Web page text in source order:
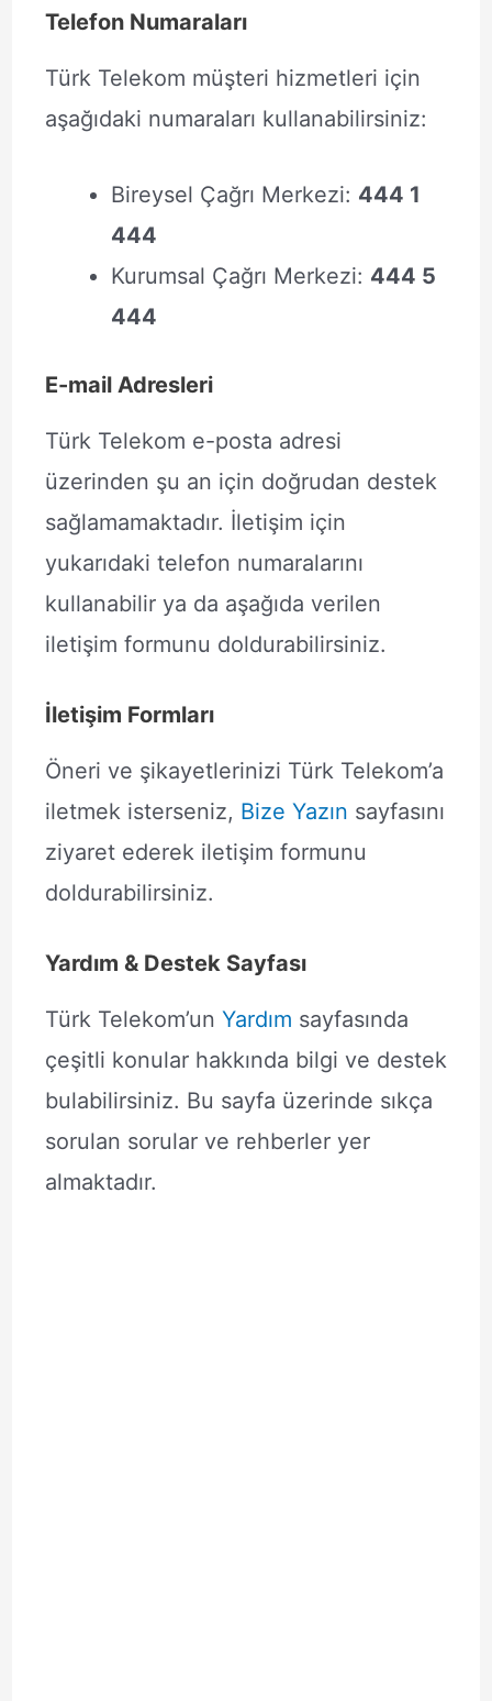
Telefon Numaraları
Türk Telekom müşteri hizmetleri için
aşağıdaki numaraları kullanabilirsiniz:
Bireysel Çağrı Merkezi: 444 1
444
Kurumsal Çağrı Merkezi: 444 5
444
E-mail Adresleri
Türk Telekom e-posta adresi
üzerinden şu an için doğrudan destek
sağlamamaktadır. İletişim için
yukarıdaki telefon numaralarını
kullanabilir ya da aşağıda verilen
iletişim formunu doldurabilirsiniz.
İletişim Formları
Öneri ve şikayetlerinizi Türk Telekom’a
iletmek isterseniz, Bize Yazın sayfasını
ziyaret ederek iletişim formunu
doldurabilirsiniz.
Yardım & Destek Sayfası
Türk Telekom’un Yardım sayfasında
çeşitli konular hakkında bilgi ve destek
bulabilirsiniz. Bu sayfa üzerinde sıkça
sorulan sorular ve rehberler yer
almaktadır.